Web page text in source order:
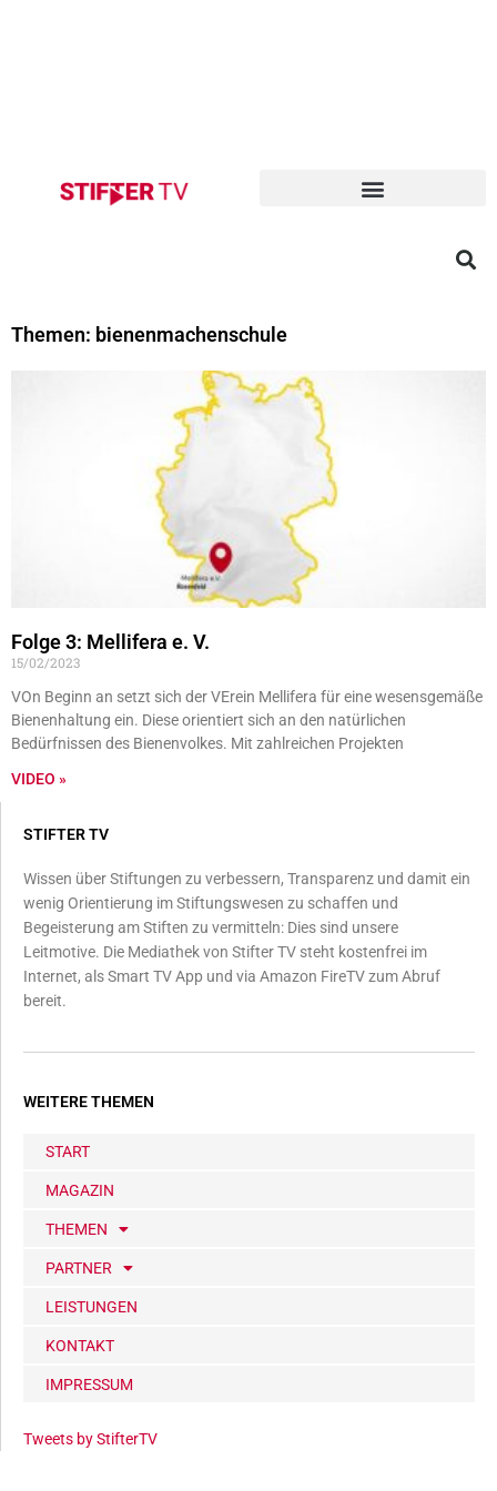
Themen: bienenmachenschule
Folge 3: Mellifera e. V.
15/02/2023
VOn Beginn an setzt sich der VErein Mellifera für eine wesensgemäße
Bienenhaltung ein. Diese orientiert sich an den natürlichen
Bedürfnissen des Bienenvolkes. Mit zahlreichen Projekten
VIDEO »
STIFTER TV
Wissen über Stiftungen zu verbessern, Transparenz und damit ein
wenig Orientierung im Stiftungswesen zu schaffen und
Begeisterung am Stiften zu vermitteln: Dies sind unsere
Leitmotive. Die Mediathek von Stifter TV steht kostenfrei im
Internet, als Smart TV App und via Amazon FireTV zum Abruf
bereit.
WEITERE THEMEN
START
MAGAZIN
THEMEN
PARTNER
LEISTUNGEN
KONTAKT
IMPRESSUM
Tweets by StifterTV